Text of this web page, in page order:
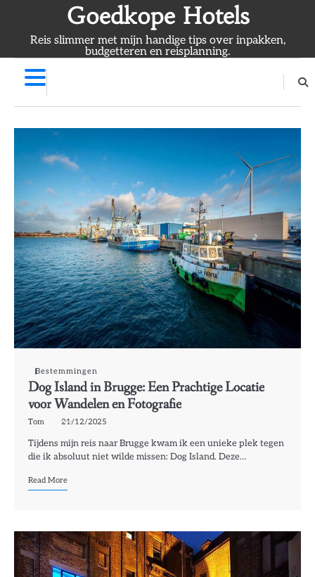
content
Goedkope Hotels
Reis slimmer met mijn handige tips over inpakken,
budgetteren en reisplanning.
Bestemmingen
Dog Island in Brugge: Een Prachtige Locatie
voor Wandelen en Fotografie
Tom 21/12/2025
Tijdens mijn reis naar Brugge kwam ik een unieke plek tegen
die ik absoluut niet wilde missen: Dog Island. Deze…
Read More